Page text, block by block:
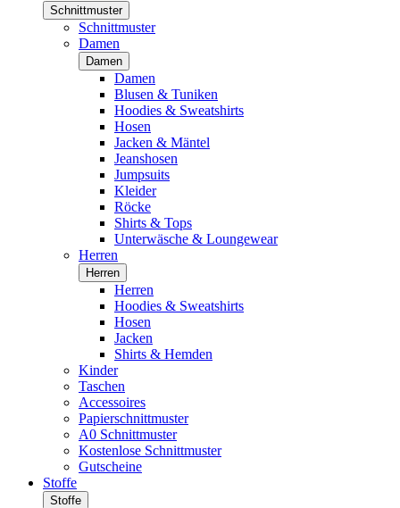
Schnittmuster
Schnittmuster
Damen
Damen
Damen
Blusen & Tuniken
Hoodies & Sweatshirts
Hosen
Jacken & Mäntel
Jeanshosen
Jumpsuits
Kleider
Röcke
Shirts & Tops
Unterwäsche & Loungewear
Herren
Herren
Herren
Hoodies & Sweatshirts
Hosen
Jacken
Shirts & Hemden
Kinder
Taschen
Accessoires
Papierschnittmuster
A0 Schnittmuster
Kostenlose Schnittmuster
Gutscheine
Stoffe
Stoffe